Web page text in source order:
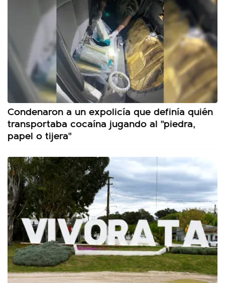
Condenaron a un expolicía que definía quién
transportaba cocaína jugando al "piedra,
papel o tijera"